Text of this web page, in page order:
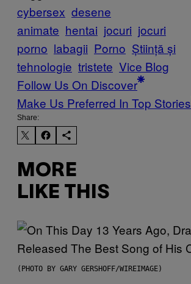
cybersex desene
animate hentai jocuri jocuri
porno labagii Porno Știință și
tehnologie tristete Vice Blog
Follow Us On Discover
Make Us Preferred In Top Stories
Share:
MORE
LIKE THIS
(PHOTO BY GARY GERSHOFF/WIREIMAGE)